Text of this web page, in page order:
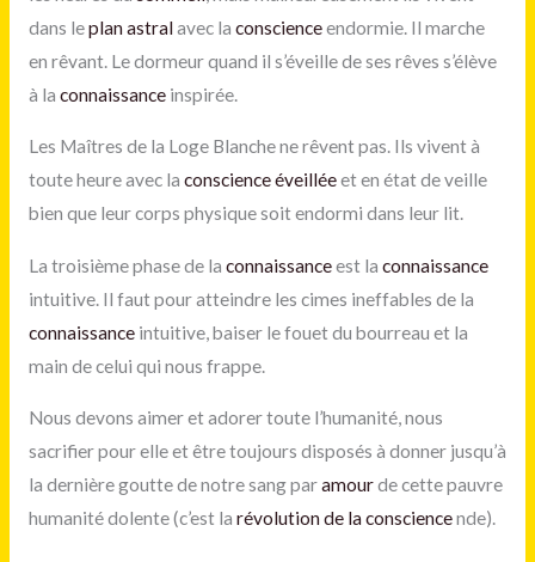
dans leplan astralavec la conscienceendormie. Il marche
en rêvant. Le dormeur quand il s’éveille de ses rêves s’élève
à la connaissanceinspirée.
Les Maîtres de la Loge Blanche ne rêvent pas. Ils vivent à
toute heure avec la conscience éveilléeet en état de veille
bien que leur corps physique soit endormi dans leur lit.
La troisième phase de la connaissanceest la connaissance
intuitive. Il faut pour atteindre les cimes ineffables de la
connaissanceintuitive, baiser le fouet du bourreau et la
main de celui qui nous frappe.
Nous devons aimer et adorer toute l’humanité, nous
sacrifier pour elle et être toujours disposés à donner jusqu’à
la dernière goutte de notre sang paramourde cette pauvre
humanité dolente (c’est la révolution de la consciencende).